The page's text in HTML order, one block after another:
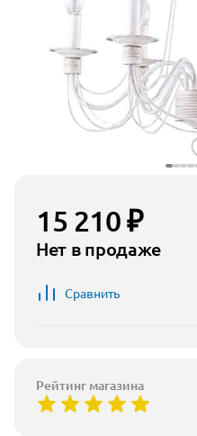
15 210 ₽
Нет в продаже
Сравнить
Рейтинг магазина